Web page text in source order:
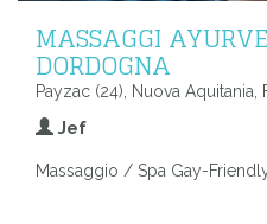
MASSAGGI
DORDOGNA
Payzac (24), Nuova Aquitania,
Jef
Massaggio / Spa Gay-